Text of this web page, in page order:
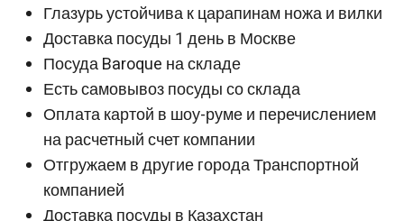
Глазурь устойчива к царапинам ножа и вилки
Доставка посуды 1 день в Москве
Посуда Baroque на складе
Есть самовывоз посуды со склада
Оплата картой в шоу-руме и перечислением
на расчетный счет компании
Отгружаем в другие города Транспортной
компанией
Доставка посуды в Казахстан